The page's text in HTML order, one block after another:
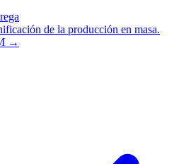
de la producción en masa.
→